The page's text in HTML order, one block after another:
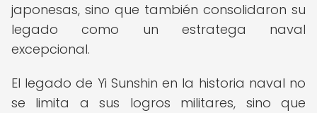
japonesas, sino que también consolidaron su
legado como un estratega naval
excepcional.
El legado de Yi Sunshin en la historia naval no
se limita a sus logros militares, sino que